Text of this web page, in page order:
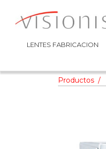
LENTES FABRICACION
LENTES FABRICACION
Productos